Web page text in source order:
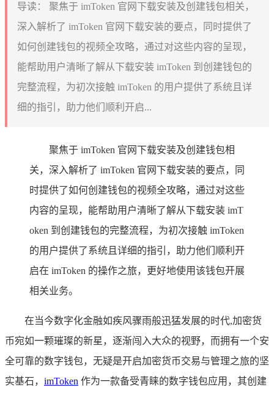
导读：
聚焦于 imToken 官网下载安装及创建钱包相关，
深入解析了 imToken 官网下载安装的要点，同时提供了
如何创建钱包的视频全攻略，通过对这些内容的呈现，
能帮助用户清晰了解从下载安装 imToken 到创建钱包的
完整流程，为初次接触 imToken 的用户提供了系统且详
细的指引，助力他们顺利开启...
聚焦于 imToken 官网下载安装及创建钱包相
关，深入解析了 imToken 官网下载安装的要点，同
时提供了如何创建钱包的视频全攻略，通过对这些
内容的呈现，能帮助用户清晰了解从下载安装 imT
oken 到创建钱包的完整流程，为初次接触 imToken
的用户提供了系统且详细的指引，助力他们顺利开
启在 imToken 的操作之旅，更好地使用该钱包开展
相关业务。
在当今数字化金融如疾风骤雨般迅猛发展的时代,加密货
币宛如一颗璀璨的新星，逐渐闯入大众的视野，而拥有一个安
全可靠的数字钱包，无疑是开启加密货币交易与管理之旅的坚
实基石， imToken 作为一款备受青睐的数字钱包应用，其创建